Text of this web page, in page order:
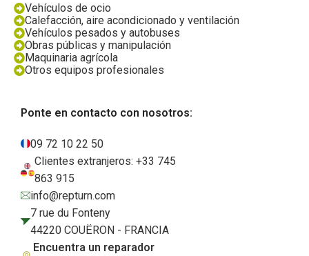
Vehículos de ocio
Calefacción, aire acondicionado y ventilación
Vehículos pesados y autobuses
Obras públicas y manipulación
Maquinaria agrícola
Otros equipos profesionales
Ponte en contacto con nosotros:
09 72 10 22 50
Clientes extranjeros: +33 745
863 915
info@repturn.com
7 rue du Fonteny
44220 COUËRON - FRANCIA
Encuentra un reparador